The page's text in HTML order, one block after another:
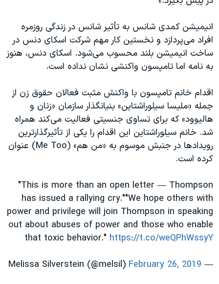
انیمیشن کمدی شانس به تأثیر شانس در زندگی روزمره
افراد می‌پردازد و نخستین کار مهم شرکت اسکای دنس در
ساخت انیمیشن بلند محسوب می‌شود. اسکای دنس، هنوز
به نامه اما تامپسون واکنشی نشان نداده است.
اقدام خانم تامپسون با واکنش مثبت فعالان حقوق زن از
جمله «ملیسا سیلوراشتاین» بنیانگذار سازمان «زنان و
هالیوود» که برای تساوی جنسیتی فعالیت می‌کند همراه
شد. خانم سیلوراشتاین این اقدام را یکی از تأثیرگذارترین
رویدادها در جنبش موسوم به «من هم» (Me Too) عنوان
کرده است.
"This is more than an open letter — Thompson
has issued a rallying cry.""We hope others with
power and privilege will join Thompson in speaking
out about abuses of power and those who enable
that toxic behavior." https://t.co/weQPhWssyY
— Melissa Silverstein (@melsil)
February 26, 2019